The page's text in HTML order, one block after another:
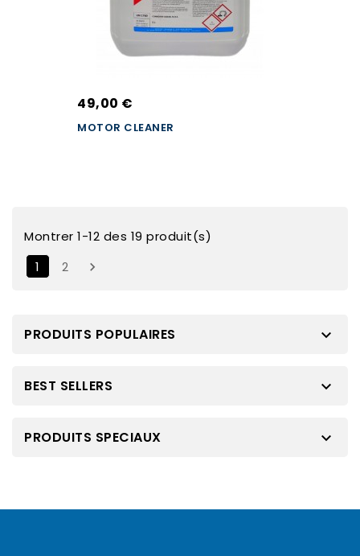
49,00 €
MOTOR CLEANER
Montrer 1-12 des 19 produit(s)
1
2 
PRODUITS POPULAIRES 
BEST SELLERS 
PRODUITS SPECIAUX 